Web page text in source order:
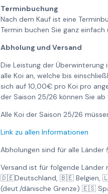
Terminbuchung
Nach dem Kauf ist eine
Termin buchen Sie ganz einfach
Abholung und Versand
Die Leistung der Überwinterung
alle Koi an, welche bis
sich auf 10,00€ pro Koi pro
der Saison 25/26 können Sie
Alle Koi der Saison 25/26
Link zu allen Informationen
Abholungen sind für alle Länder
Versand ist für folgende Länder
🇩🇪Deutschland, 🇧🇪 Belgien,
(deut./dänische Grenze) 🇪🇸